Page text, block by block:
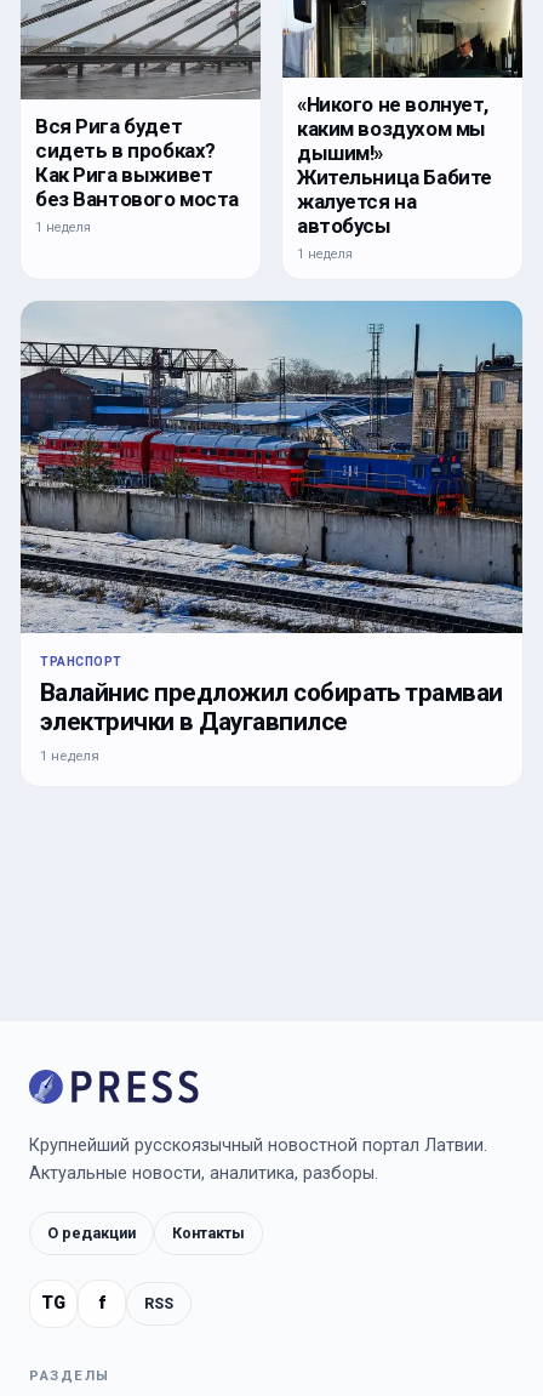
Вся Рига будет
сидеть в пробках?
Как Рига выживет
без Вантового моста
1 неделя
«Никого не волнует,
каким воздухом мы
дышим!»
Жительница Бабите
жалуется на
автобусы
1 неделя
ТРАНСПОРТ
Валайнис предложил собирать трамваи
электрички в Даугавпилсе
1 неделя
Крупнейший русскоязычный новостной портал Латвии.
Актуальные новости, аналитика, разборы.
О редакции Контакты
TG f RSS
РАЗДЕЛЫ